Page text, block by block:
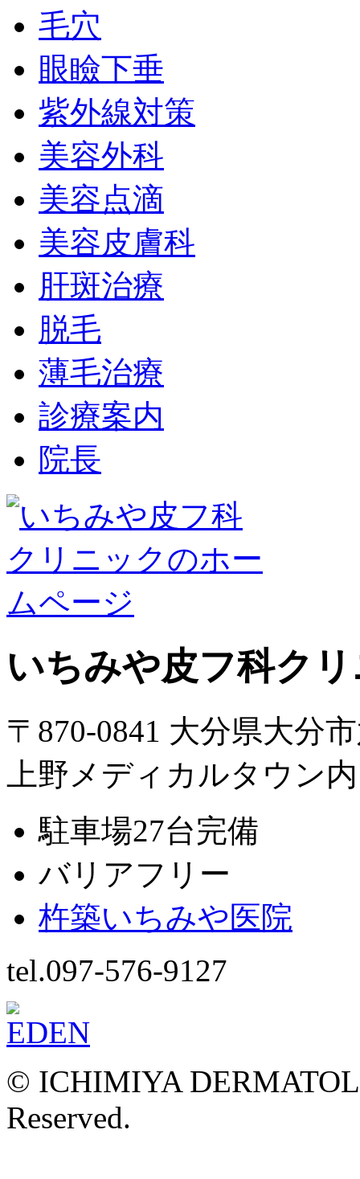
毛穴
眼瞼下垂
紫外線対策
美容外科
美容点滴
美容皮膚科
肝斑治療
脱毛
薄毛治療
診療案内
院長
いちみや皮フ科ク
〒870-0841 大分県大分
上野メディカルタウン内
駐車場27台完備
バリアフリー
杵築いちみや医院
tel.097-576-9127
© ICHIMIYA
Reserved.